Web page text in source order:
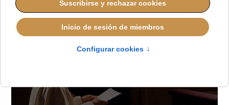
JUEVES, 05 FEBRERO 2026 18:50